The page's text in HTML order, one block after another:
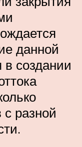
данной
создании
с разной